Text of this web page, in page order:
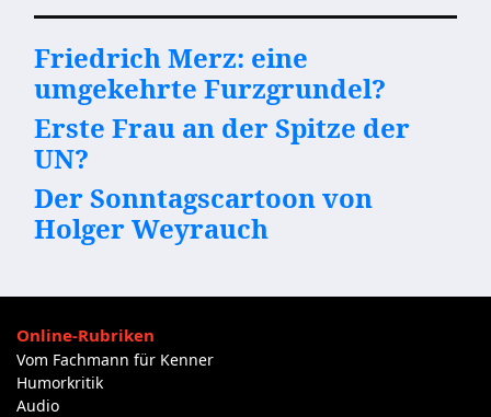
Friedrich Merz: eine
umgekehrte Furzgrundel?
Erste Frau an der Spitze der
UN?
Der Sonntagscartoon von
Holger Weyrauch
Online-Rubriken
Vom Fachmann für Kenner
Humorkritik
Audio